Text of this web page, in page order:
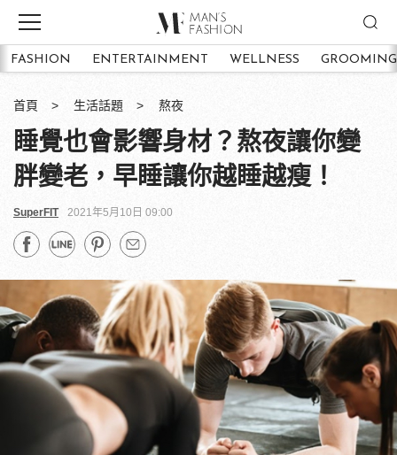
FASHION ENTERTAINMENT WELLNESS GROOMING
首頁 生活話題 熬夜
睡覺也會影響身材？熬夜讓你變
胖變老，早睡讓你越睡越瘦！
SuperFIT 2021年5月10日 09:00